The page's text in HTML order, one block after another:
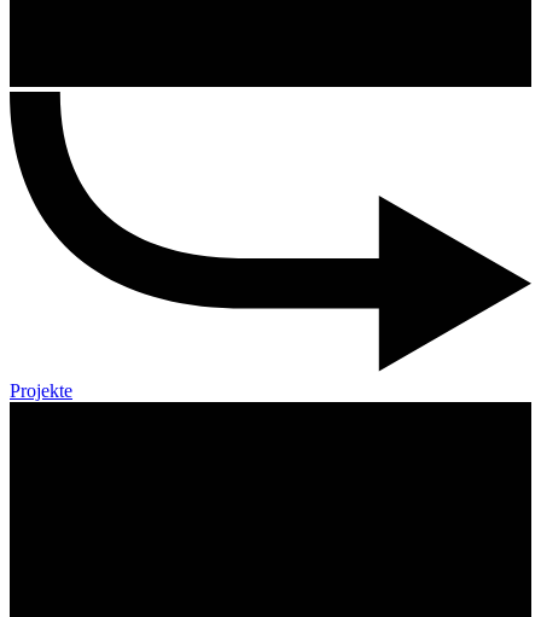
Projekte